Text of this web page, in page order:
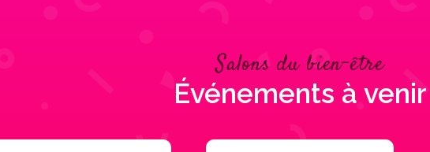
Salons du bien-être
Événements à venir